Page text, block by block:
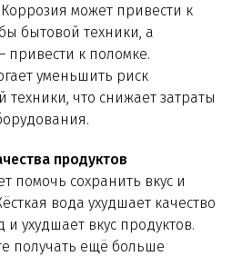
может привести к
бытовой техники, а
привести к поломке.
уменьшить риск
что снижает затраты
продуктов
помочь сохранить вкус и
вода ухудшает качество
ухудшает вкус продуктов.
получать ещё больше